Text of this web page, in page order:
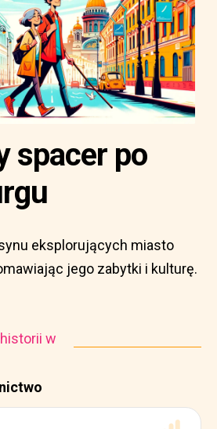
spacer po
eksplorujących miasto
jego zabytki i kulturę.
w